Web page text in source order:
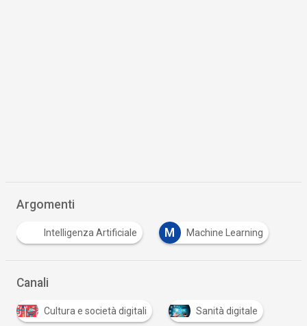
Argomenti
Intelligenza Artificiale M Machine Learning
Canali
Cultura e società digitali Sanità digitale